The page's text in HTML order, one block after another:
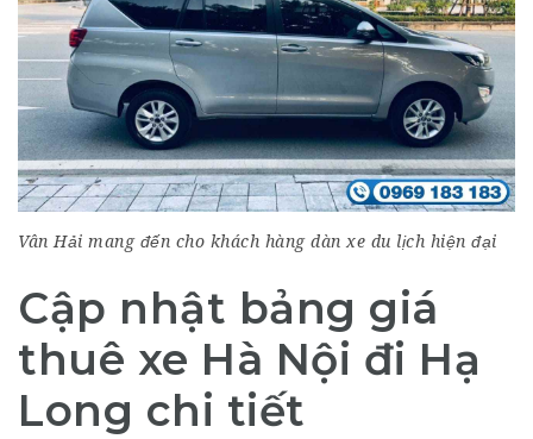
Vân Hải mang đến cho khách hàng dàn xe du lịch hiện đại
Cập nhật bảng giá
thuê xe Hà Nội đi Hạ
Long chi tiết